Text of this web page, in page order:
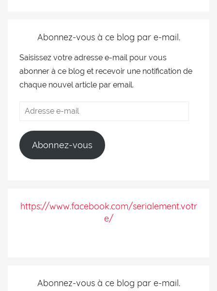
Abonnez-vous à ce blog par e-mail.
Saisissez votre adresse e-mail pour vous
abonner à ce blog et recevoir une notification de
chaque nouvel article par email.
Abonnez-vous
https://www.facebook.com/serialement.votr
e/
Abonnez-vous à ce blog par e-mail.